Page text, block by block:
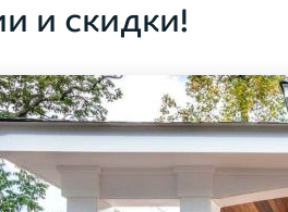
и скидки!